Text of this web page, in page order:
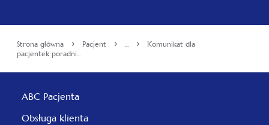
Strona główna › Pacjent › ... ›
Komunikat dla
pacjentek poradni...
ABC Pacjenta
Obsługa klienta